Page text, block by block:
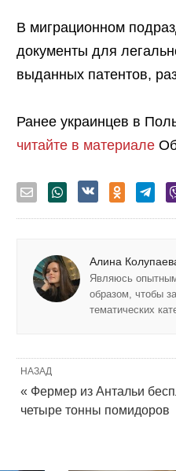
В миграционном
документы для
выданных патентов,
Ранее украинцев в
читайте в материале
Алина
Являюсь
образом, чтобы
тематических
НАЗАД
« Фермер из Антальи
четыре тонны помидоров